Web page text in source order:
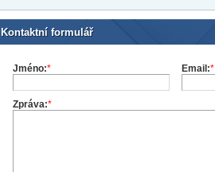
Kontaktní formulář
Jméno:* Email:*
Zpráva:*